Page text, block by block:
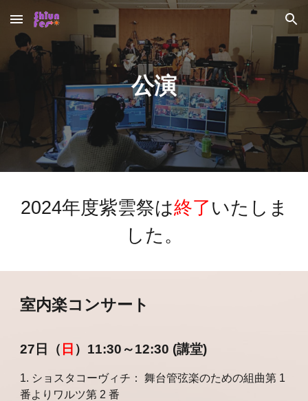
Skip to main content Skip to navigation
公演
2024年度紫雲祭は終了 いたしま
した。
室内楽コンサート
27日（ 日 ）11:30～12:30 (講堂)
1. ショスタコーヴィチ： 舞台管弦楽のための組曲第 1
番よりワルツ第 2 番